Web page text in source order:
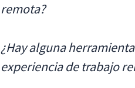
remota?
¿Hay alguna
experiencia de trabajo